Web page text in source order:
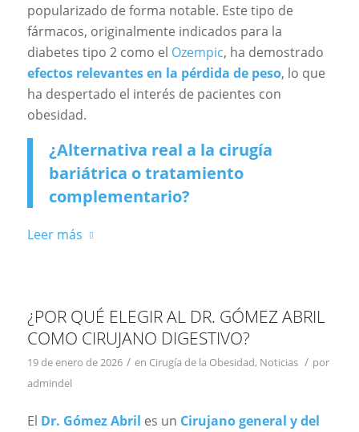
popularizado de forma notable. Este tipo de
fármacos, originalmente indicados para la
diabetes tipo 2 como el Ozempic, ha demostrado
efectos relevantes en la pérdida de peso, lo que
ha despertado el interés de pacientes con
obesidad.
¿Alternativa real a la cirugía
bariátrica o tratamiento
complementario?
Leer más
¿POR QUÉ ELEGIR AL DR. GÓMEZ ABRIL
COMO CIRUJANO DIGESTIVO?
19 de enero de 2026 / en Cirugía de la Obesidad, Noticias / por
admindel
El Dr. Gómez Abril es un Cirujano general y del